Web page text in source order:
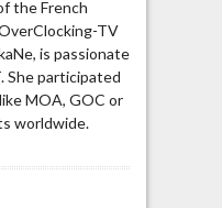
the French
TV
is passionate
She participated
MOA, GOC or
worldwide.